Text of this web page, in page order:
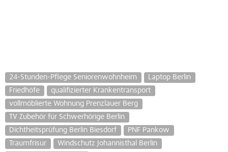
24-Stunden-Pflege Seniorenwohnheim
Laptop Berlin
Friedhöfe
qualifizierter Krankentransport
vollmöblierte Wohnung Prenzlauer Berg
TV Zubehör für Schwerhörige Berlin
Dichtheitsprüfung Berlin Biesdorf
PNF Pankow
Traumfrisur
Windschutz Johannisthal Berlin